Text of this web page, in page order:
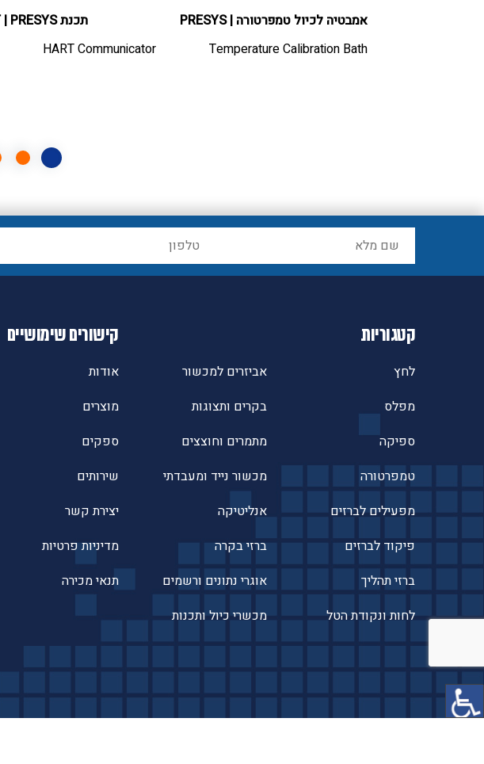
אמבטיה לכיול טמפרטורה |
PRESYS
Temperature Calibration Bath
תכנת HART | PRESYS
HART Communicator
קטגוריות
לחץ
מפלס
ספיקה
טמפרטורה
מפעילים לברזים
פיקוד לברזים
ברזי תהליך
לחות ונקודת הטל
אביזרים למכשור
בקרים ותצוגות
מתמרים וחוצצים
מכשור נייד ומעבדתי
אנליטיקה
ברזי בקרה
אוגרי נתונים ורשמים
מכשרי כיול ותכנות
קישורים שימושיים
אודות
מוצרים
ספקים
שירותים
יצירת קשר
מדיניות פרטיות
תנאי מכירה